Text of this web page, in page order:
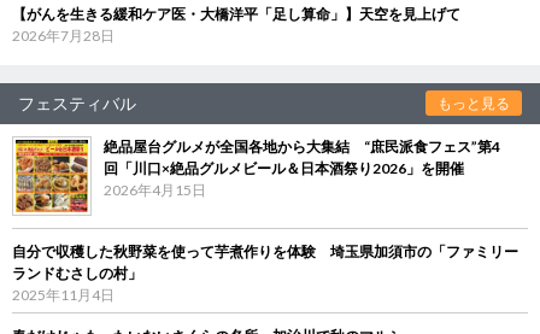
【がんを生きる緩和ケア医・大橋洋平「足し算命」】天空を見上げて
2026年7月28日
フェスティバル もっと見る
絶品屋台グルメが全国各地から大集結 “庶民派食フェス”第4
回「川口×絶品グルメビール＆日本酒祭り2026」を開催
2026年4月15日
自分で収穫した秋野菜を使って芋煮作りを体験 埼玉県加須市の「ファミリー
ランドむさしの村」
2025年11月4日